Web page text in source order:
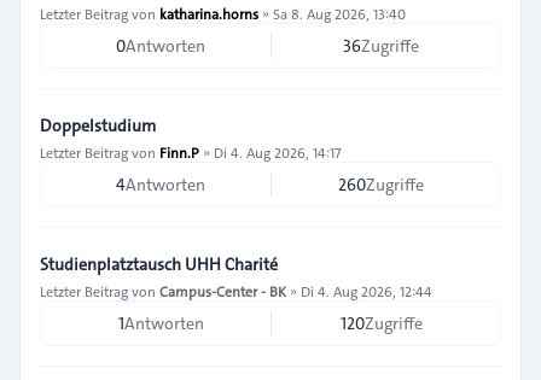
Letzter Beitrag von katharina.horns » Sa 8. Aug 2026, 13:40
0Antworten 36Zugriffe
Doppelstudium
Letzter Beitrag von Finn.P » Di 4. Aug 2026, 14:17
4Antworten 260Zugriffe
Studienplatztausch UHH Charité
Letzter Beitrag von Campus-Center - BK» Di 4. Aug 2026, 12:44
1Antworten 120Zugriffe